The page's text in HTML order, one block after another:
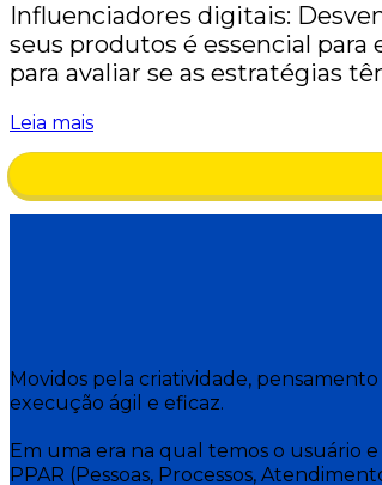
Influenciadores digitais:
seus produtos é essencial
para avaliar se as estratégias
Leia mais
Movidos pela criatividade,
execução ágil e eficaz.
Em uma era na qual temos o usuário
PPAR (Pessoas, Processos,